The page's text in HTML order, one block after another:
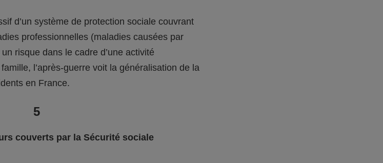
d’un système de protection sociale couvrant
professionnelles (maladies causées par
risque dans le cadre d’une activité
l’après-guerre voit la généralisation de la
en France.
5
couverts par la Sécurité sociale